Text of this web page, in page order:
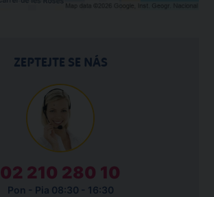
ZEPTEJTE SE NÁS
02 210 280 10
Pon - Pia 08:30 - 16:30